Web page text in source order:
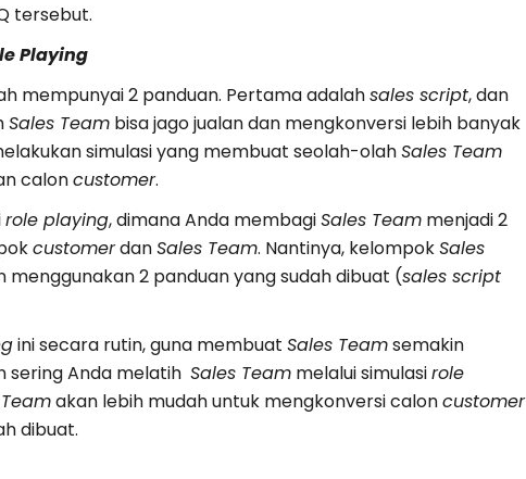
tersebut.
Playing
mempunyai 2 panduan. Pertama adalahsales script, dan
Sales Team bisa jago jualan dan mengkonversi lebih banyak
simulasi yang membuat seolah-olahSales Team
caloncustomer.
role playing, dimana Anda membagiSales Team menjadi 2
customerdanSales Team. Nantinya, kelompokSales
menggunakan 2 panduan yang sudah dibuat (sales script
ini secara rutin, guna membuat Sales Teamsemakin
sering Anda melatih Sales Team melalui simulasirole
akan lebih mudah untuk mengkonversi caloncustomer
dibuat.